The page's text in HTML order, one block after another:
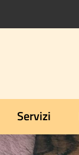
Servizi